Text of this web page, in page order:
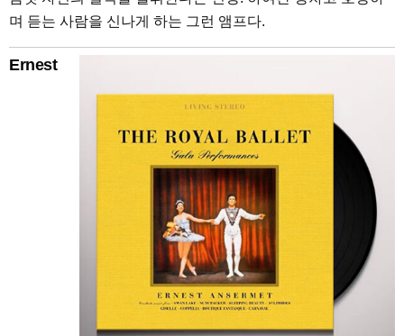
며 듣는 사람을 신나게 하는 그런 앰프다.
Ernest